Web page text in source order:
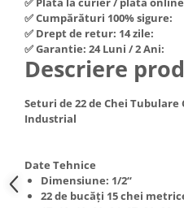
Nivela de masurat
Pistoale de impact electrice si
pneumatice
Prelungitoare
unghiulare
Rindele si freze pentru lemn
Hote Telescopice
Hote Traditionale
Hote Incorporabile
Hote Country
Hote Insula
Hote Cupolare
Masini de tocat carne
Masini de carnati ( CARNATARI )
✅ Cumpărături 100% sigure:
✅ Drept de retur: 14 zile:
✅ Garantie: 24 Luni / 2 Ani:
Descriere
Seturi de 22 de Chei Tubulare
Industrial
Date Tehnice
Dimensiune: 1/2“
22 de bucăți 15 chei metrice